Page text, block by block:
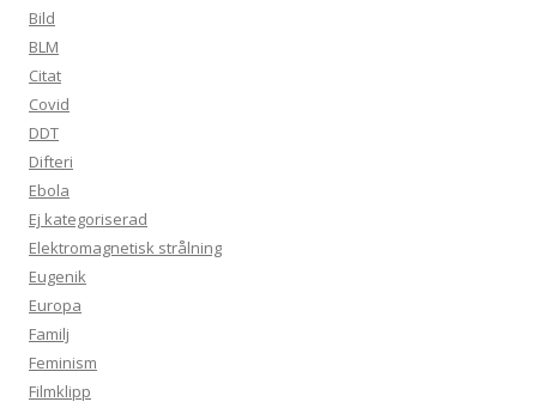
Bild
BLM
Citat
Covid
DDT
Difteri
Ebola
Ej kategoriserad
Elektromagnetisk strålning
Eugenik
Europa
Familj
Feminism
Filmklipp